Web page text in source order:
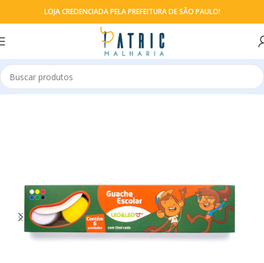
LOJA CREDENCIADA PELA PREFEITURA DE SÃO PAULO!
Início Tintas